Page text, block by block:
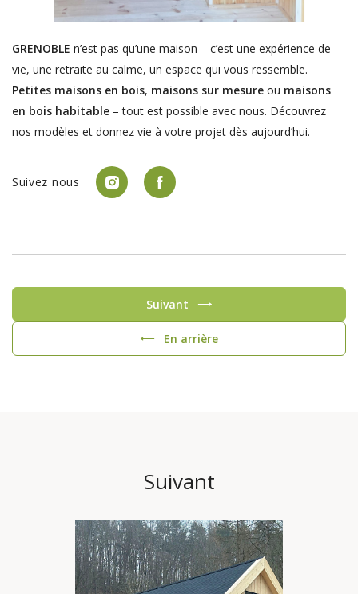
GRENOBLE n’est pas qu’une maison – c’est une expérience de
vie, une retraite au calme, un espace qui vous ressemble.
Petites maisons en bois, maisons sur mesureou maisons
en bois habitable– tout est possible avec nous. Découvrez
nos modèles et donnez vie à votre projet dès aujourd’hui.
Suivez nous
En arrière
Suivant
Suivant